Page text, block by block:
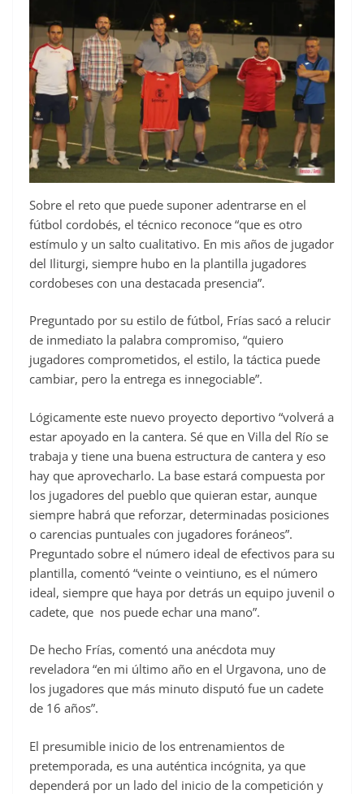
Sobre el reto que puede suponer adentrarse en el
fútbol cordobés, el técnico reconoce “que es otro
estímulo y un salto cualitativo. En mis años de jugador
del Iliturgi, siempre hubo en la plantilla jugadores
cordobeses con una destacada presencia”.
Preguntado por su estilo de fútbol, Frías sacó a relucir
de inmediato la palabra compromiso, “quiero
jugadores comprometidos, el estilo, la táctica puede
cambiar, pero la entrega es innegociable”.
Lógicamente este nuevo proyecto deportivo “volverá a
estar apoyado en la cantera. Sé que en Villa del Río se
trabaja y tiene una buena estructura de cantera y eso
hay que aprovecharlo. La base estará compuesta por
los jugadores del pueblo que quieran estar, aunque
siempre habrá que reforzar, determinadas posiciones
o carencias puntuales con jugadores foráneos”.
Preguntado sobre el número ideal de efectivos para su
plantilla, comentó “veinte o veintiuno, es el número
ideal, siempre que haya por detrás un equipo juvenil o
cadete, que nos puede echar una mano”.
De hecho Frías, comentó una anécdota muy
reveladora “en mi último año en el Urgavona, uno de
los jugadores que más minuto disputó fue un cadete
de 16 años”.
El presumible inicio de los entrenamientos de
pretemporada, es una auténtica incógnita, ya que
dependerá por un lado del inicio de la competición y